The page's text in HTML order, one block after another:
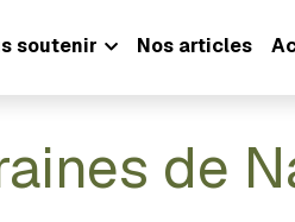
soutenir Nos articles
de